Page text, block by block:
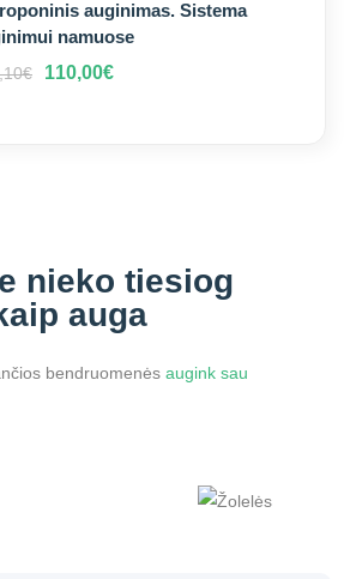
auginimas. Sistema
namuose
€ 110,00€
nieko tiesiog
auga
bendruomenės augink sau